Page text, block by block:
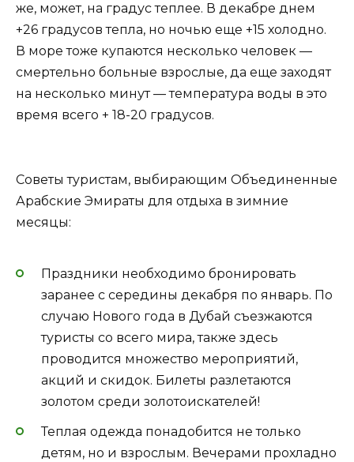
же, может, на градус теплее. В декабре днем ​​
+26 градусов тепла, но ночью еще +15 холодно.
В море тоже купаются несколько человек —
смертельно больные взрослые, да еще заходят
на несколько минут — температура воды в это
время всего + 18-20 градусов.
Советы туристам, выбирающим Объединенные
Арабские Эмираты для отдыха в зимние
месяцы:
Праздники необходимо бронировать
заранее с середины декабря по январь. По
случаю Нового года в Дубай съезжаются
туристы со всего мира, также здесь
проводится множество мероприятий,
акций и скидок. Билеты разлетаются
золотом среди золотоискателей!
Теплая одежда понадобится не только
детям, но и взрослым. Вечерами прохладно